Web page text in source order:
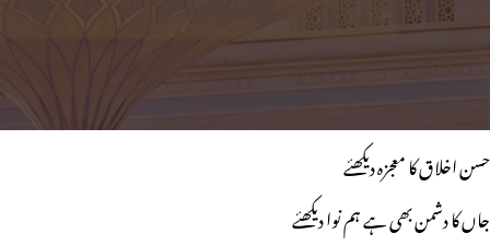
حسن اخلاق کا معجزہ دیکھئے
جاں کا دشمن بھی ہے ہم نوا دیکھئے